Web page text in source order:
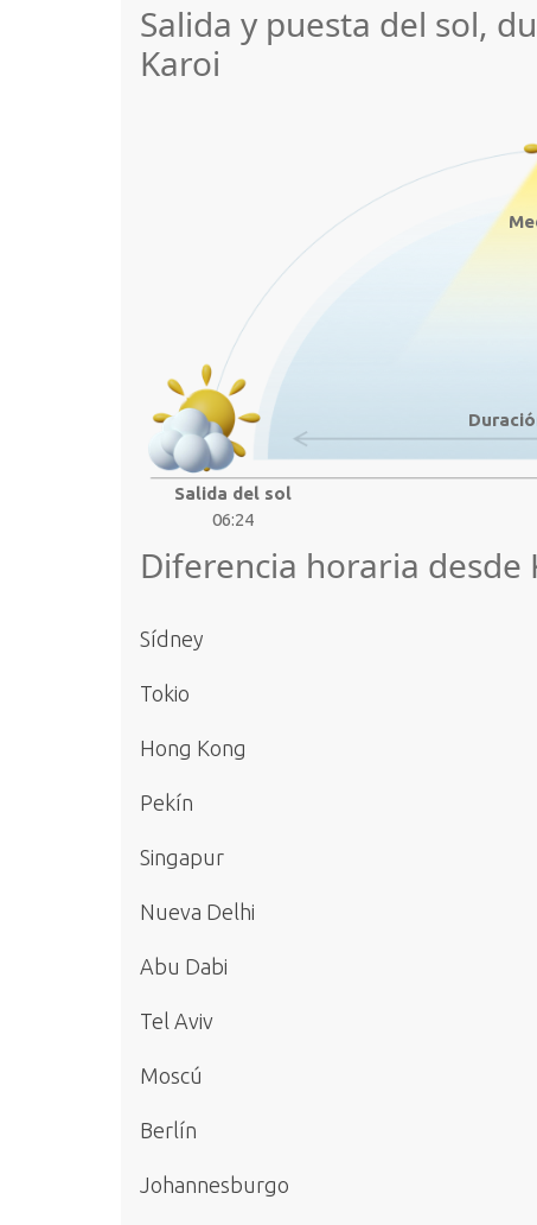
Salida y puesta del sol,
Karoi
Salida del sol
06:24
Diferencia horaria desde
Sídney
Tokio
Hong Kong
Pekín
Singapur
Nueva Delhi
Abu Dabi
Tel Aviv
Moscú
Berlín
Johannesburgo